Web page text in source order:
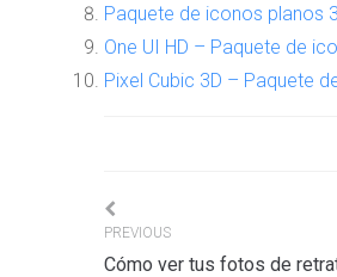
Paquete de iconos planos
One UI HD – Paquete de
Pixel Cubic 3D – Paquete
Navigation
PREVIOUS
Cómo ver tus fotos de